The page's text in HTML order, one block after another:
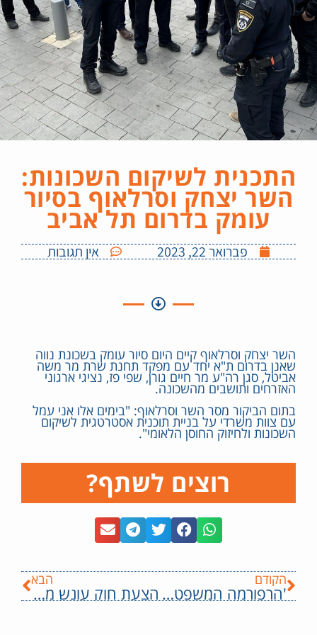
התכנית לשיקום השכונות:
השר יצחק וסרלאוף בסיור
עומק בדרום תל אביב
פברואר 22, 2023 אין תגובות
השר יצחק וסרלאוף קיים היום סיור עומק בשכונת נווה
שאנן בדרום ת"א יחד עם מפקד תחנת שרת מר משה
אביטל, סגן רה"ע מר חיים גורן, שפי פז, נציגי ארגוני
האזרחים ותושבים מהשכונה.
בתום הביקור מסר השר וסרלאוף: "בימים אלו אני עמל
עם צוות משרדי על בניית תוכנית אסטרטגית לשיקום
השכונות ולחיזוק החוסן הלאומי".
רוצים לשתף?
הקודם
'הרפורמה המשפטית' עברה במליאה בקריאה ראשונה
הבא
הצעת חוק עונש מוות למחבלים של עוצמה יהודית תעלה לועדת שרים לחקיקה ביום ראשון